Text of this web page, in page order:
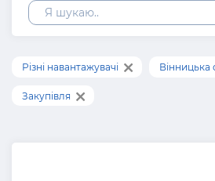
Різні навантажувачі Вінницька
Закупівля